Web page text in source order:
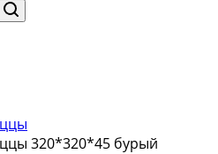
320*320*45 бурый